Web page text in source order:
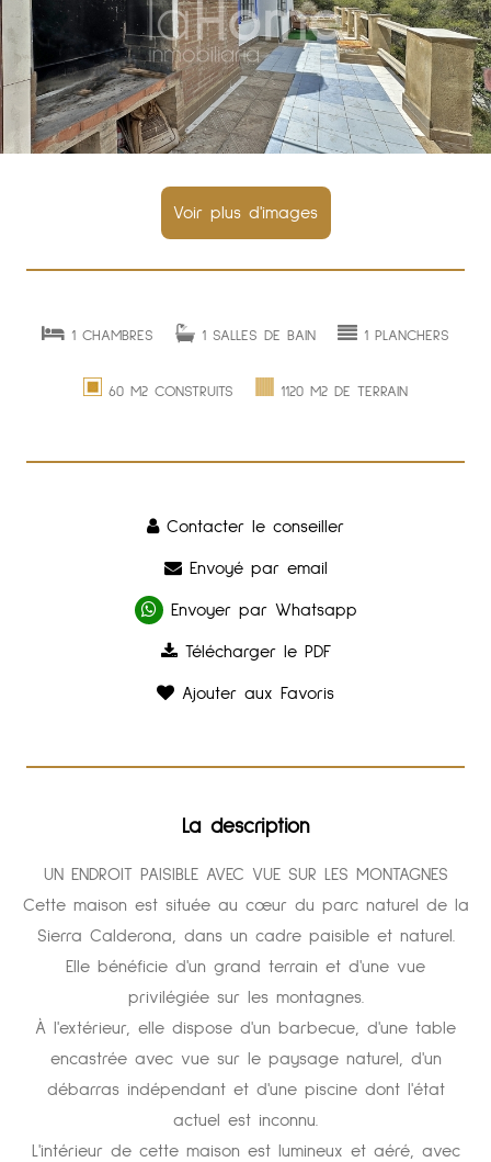
1 CHAMBRES 1 SALLES DE BAIN 1 PLANCHERS
60 M2 CONSTRUITS 1120 M2 DE TERRAIN
Contacter le conseiller
Envoyé par email
Envoyer par Whatsapp
Télécharger le PDF
Ajouter aux Favoris
La description
UN ENDROIT PAISIBLE AVEC VUE SUR LES MONTAGNES
Cette maison est située au cœur du parc naturel de la
Sierra Calderona, dans un cadre paisible et naturel.
Elle bénéficie d'un grand terrain et d'une vue
privilégiée sur les montagnes.
À l'extérieur, elle dispose d'un barbecue, d'une table
encastrée avec vue sur le paysage naturel, d'un
débarras indépendant et d'une piscine dont l'état
actuel est inconnu.
L'intérieur de cette maison est lumineux et aéré, avec